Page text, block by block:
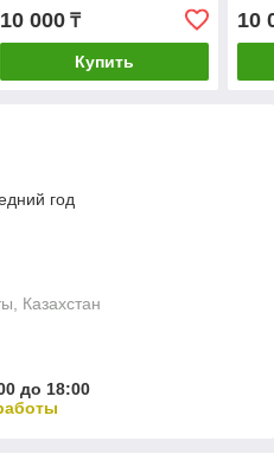
10 000₸
Купить
10
год
Казахстан
до 18:00